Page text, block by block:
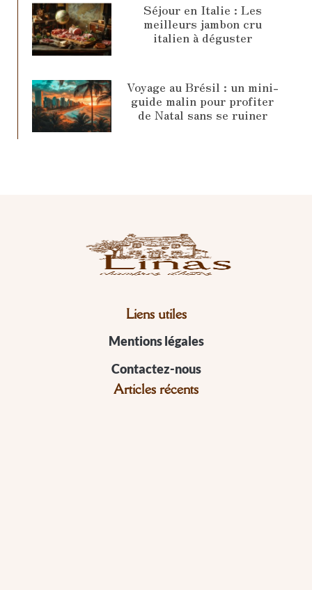
Séjour en Italie : Les
meilleurs jambon cru
italien à déguster
Voyage au Brésil : un mini-
guide malin pour profiter
de Natal sans se ruiner
Liens utiles
Mentions légales
Contactez-nous
Articles récents